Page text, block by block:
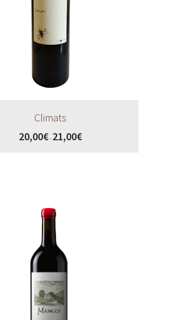
Climats
20,00€- 21,00€